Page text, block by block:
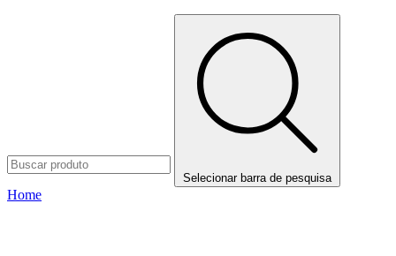
Selecionar barra de pesquisa
Home